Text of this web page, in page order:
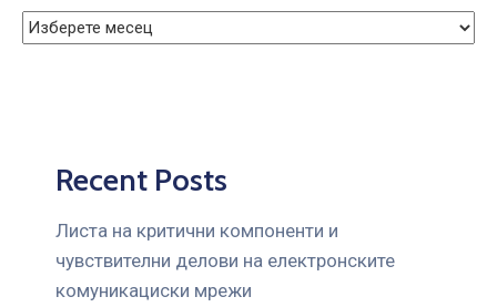
Recent Posts
Листа на критични компоненти и
чувствителни делови на електронските
комуникациски мрежи